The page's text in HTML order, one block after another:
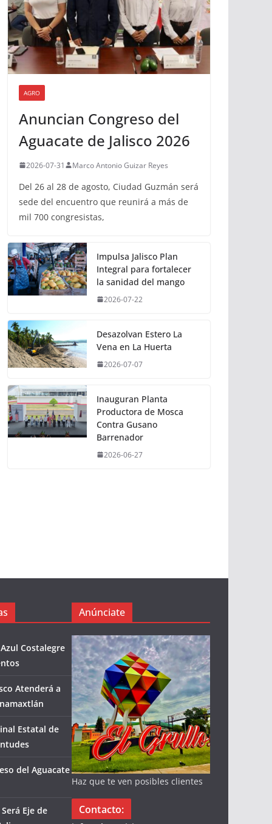
AGRO
Anuncian Congreso del
Aguacate de Jalisco 2026
2026-07-31 Marco Antonio Guizar Reyes
Del 26 al 28 de agosto, Ciudad Guzmán será
sede del encuentro que reunirá a más de
mil 700 congresistas,
Impulsa Jalisco Plan
Integral para fortalecer
la sanidad del mango
2026-07-22
Desazolvan Estero La
Vena en La Huerta
2026-07-07
Inauguran Planta
Productora de Mosca
Contra Gusano
Barrenador
2026-06-27
Costalegre
Atenderá a
Estatal de
del Aguacate
Eje de
Anúnciate
Haz que te ven posibles clientes
Contacto: